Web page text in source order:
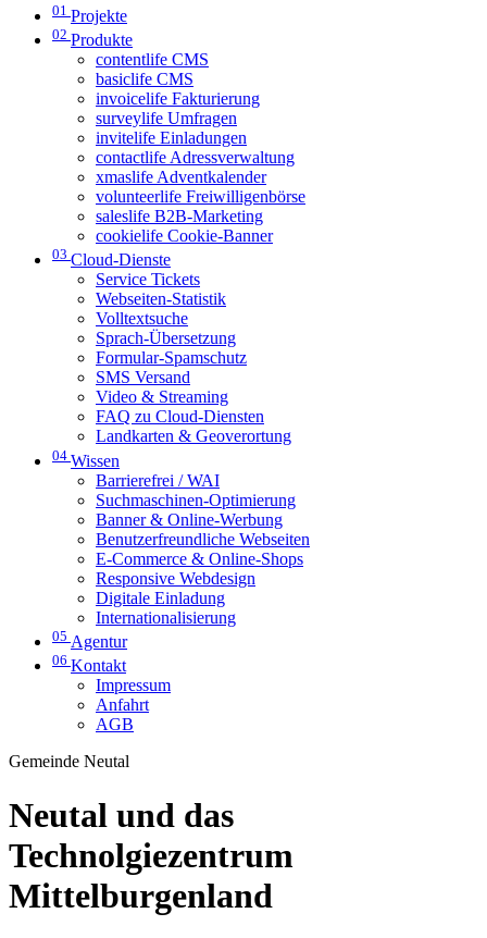
01 Projekte
02 Produkte
contentlife CMS
basiclife CMS
invoicelife Fakturierung
surveylife Umfragen
invitelife Einladungen
contactlife Adressverwaltung
xmaslife Adventkalender
volunteerlife Freiwilligenbörse
saleslife B2B-Marketing
cookielife Cookie-Banner
03 Cloud-Dienste
Service Tickets
Webseiten-Statistik
Volltextsuche
Sprach-Übersetzung
Formular-Spamschutz
SMS Versand
Video & Streaming
FAQ zu Cloud-Diensten
Landkarten & Geoverortung
04 Wissen
Barrierefrei / WAI
Suchmaschinen-Optimierung
Banner & Online-Werbung
Benutzerfreundliche Webseiten
E-Commerce & Online-Shops
Responsive Webdesign
Digitale Einladung
Internationalisierung
05 Agentur
06 Kontakt
Impressum
Anfahrt
AGB
Gemeinde Neutal
Neutal und das
Technolgiezentrum
Mittelburgenland